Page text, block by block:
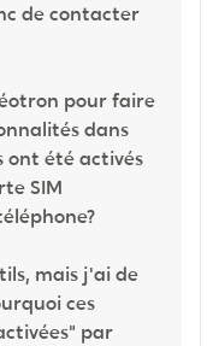
de contacter
pour faire
dans
ont été activés
SIM
mais j'ai de
ces
par